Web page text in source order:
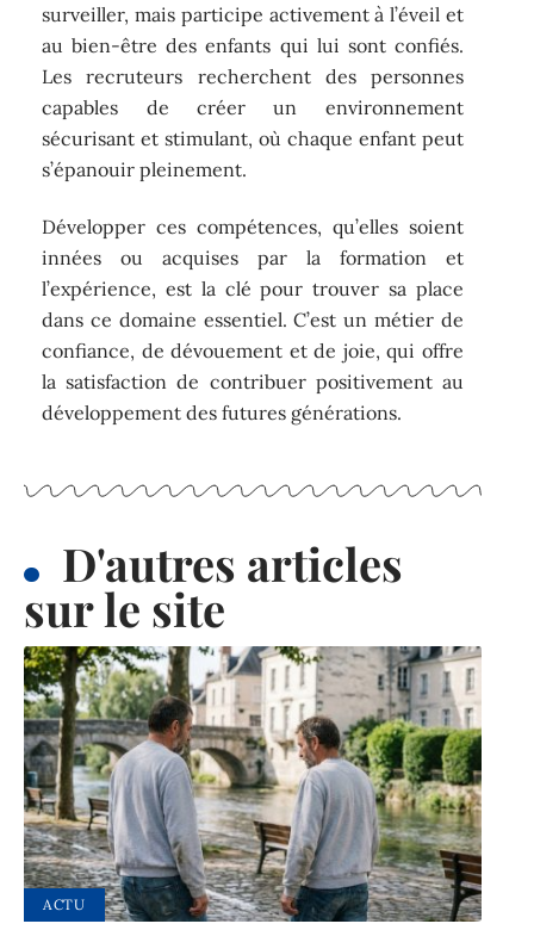
surveiller, mais participe activement à l’éveil et
au bien-être des enfants qui lui sont confiés.
Les recruteurs recherchent des personnes
capables de créer un environnement
sécurisant et stimulant, où chaque enfant peut
s’épanouir pleinement.
Développer ces compétences, qu’elles soient
innées ou acquises par la formation et
l’expérience, est la clé pour trouver sa place
dans ce domaine essentiel. C’est un métier de
confiance, de dévouement et de joie, qui offre
la satisfaction de contribuer positivement au
développement des futures générations.
D'autres articles
sur le site
ACTU